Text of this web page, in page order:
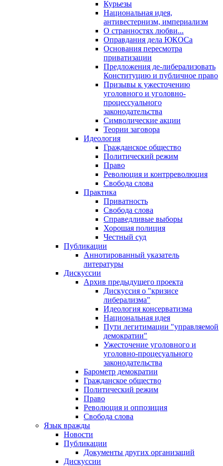
Курьезы
Национальная идея,
антивестернизм, империализм
О странностях любви...
Оправдания дела ЮКОСа
Основания пересмотра
приватизации
Предложения де-либерализовать
Конституцию и публичное право
Призывы к ужесточению
уголовного и уголовно-
процессуального
законодательства
Символические акции
Теории заговора
Идеология
Гражданское общество
Политический режим
Право
Революция и контрреволюция
Свобода слова
Практика
Приватность
Свобода слова
Справедливые выборы
Хорошая полиция
Честный суд
Публикации
Аннотированный указатель
литературы
Дискуссии
Архив предыдущего проекта
Дискуссия о "кризисе
либерализма"
Идеология консерватизма
Национальная идея
Пути легитимации "управляемой
демократии"
Ужесточение уголовного и
уголовно-процесуального
законодательства
Барометр демократии
Гражданское общество
Политический режим
Право
Революция и оппозиция
Свобода слова
Язык вражды
Новости
Публикации
Документы других организаций
Дискуссии